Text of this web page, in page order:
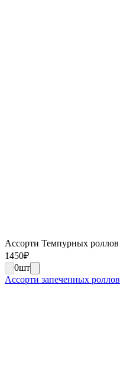
Ассорти Темпурных роллов
1450₽
0шт
Ассорти запеченных роллов